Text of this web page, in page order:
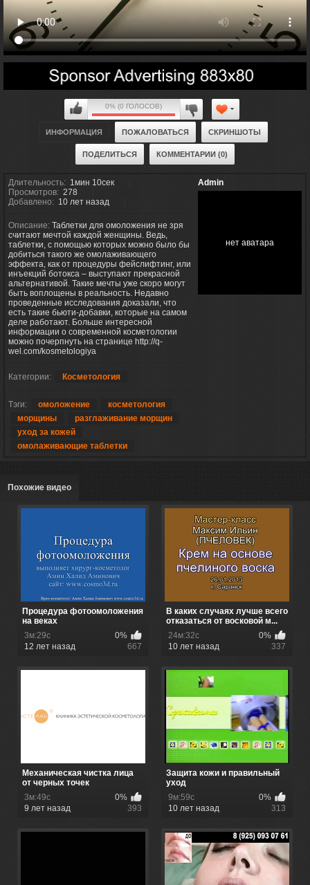
0% (0 ГОЛОСОВ)
ИНФОРМАЦИЯ ПОЖАЛОВАТЬСЯ СКРИНШОТЫ
ПОДЕЛИТЬСЯ КОММЕНТАРИИ (0)
Admin
нет аватара
Длительность: 1мин 10сек
Просмотров: 278
Добавлено: 10 лет назад
Описание: Таблетки для омоложения не зря
считают мечтой каждой женщины. Ведь,
таблетки, с помощью которых можно было бы
добиться такого же омолаживающего
эффекта, как от процедуры фейслифтинг, или
инъекций ботокса – выступают прекрасной
альтернативой. Такие мечты уже скоро могут
быть воплощены в реальность. Недавно
проведенные исследования доказали, что
есть такие бьюти-добавки, которые на самом
деле работают. Больше интересной
информации о современной косметологии
можно почерпнуть на странице http://q-
wel.com/kosmetologiya
Категории: Косметология
Тэги: омоложение
косметология
морщины
разглаживание морщин
уход за кожей
омолаживающие таблетки
Похожие видео
Процедура фотоомоложения
на веках
3м:29с
0%
12 лет назад
667
В каких случаях лучше всего
отказаться от восковой м...
24м:32с
0%
10 лет назад
337
Механическая чистка лица
от черных точек
3м:49с
0%
9 лет назад
393
Защита кожи и правильный
уход
9м:59с
0%
10 лет назад
313